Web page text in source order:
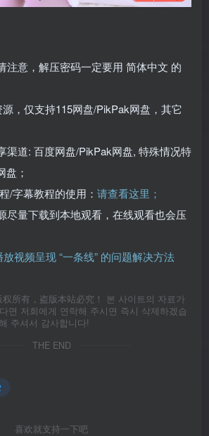
注意，解压密码一定要用 简体中文 的
，仅支持115网盘/PikPak网盘，其它
渠道: 百度网盘/PikPak网盘, 特殊情况特
盘；
/字幕教程的使用： 请查看这里；
尽量下载到本地观看，在线观看也会压
视频呈现 “一条线” 的问题解决方法
所有，盗版本站必究！ 본 사이트의 자료가
면 저희에게 연락해 주시면 즉시 삭제하겠습
주셔서 감사합니다!
THE END
喜欢就支持一下吧